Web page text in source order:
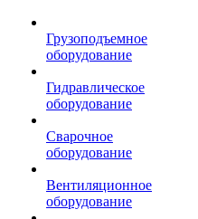
Грузоподъемное
оборудование
Гидравлическое
оборудование
Сварочное
оборудование
Вентиляционное
оборудование